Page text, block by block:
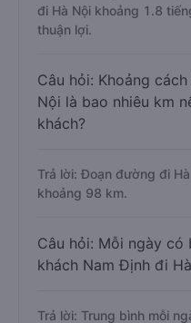
đi Hà Nội khoảng 1.8
thuận lợi.
Câu hỏi: Khoảng
Nội là bao nhiêu km
khách?
Trả lời: Đoạn đường đi
khoảng 98 km.
Câu hỏi: Mỗi ngày có
khách Nam Định đi
Trả lời: Trung bình mỗi